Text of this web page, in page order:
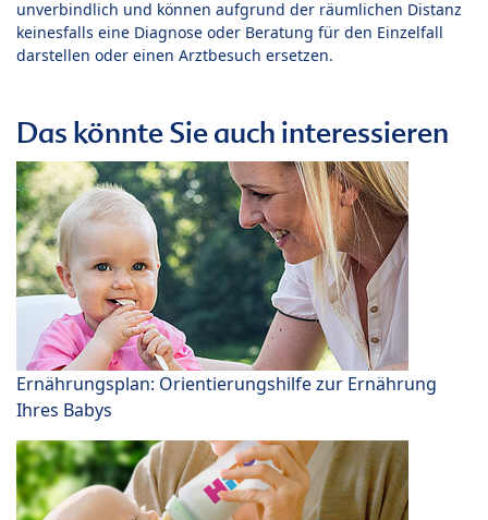
unverbindlich und können aufgrund der räumlichen Distanz
keinesfalls eine Diagnose oder Beratung für den Einzelfall
darstellen oder einen Arztbesuch ersetzen.
Das könnte Sie auch interessieren
Ernährungsplan: Orientierungshilfe zur Ernährung
Ihres Babys